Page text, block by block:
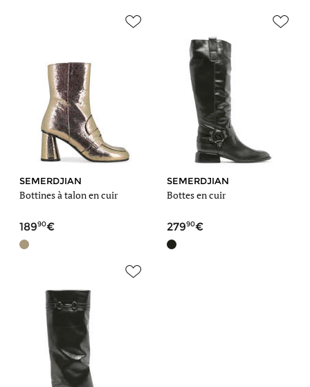
SEMERDJIAN
Bottines à talon en cuir
18990
SEMERDJIAN
Bottes en cuir
27990